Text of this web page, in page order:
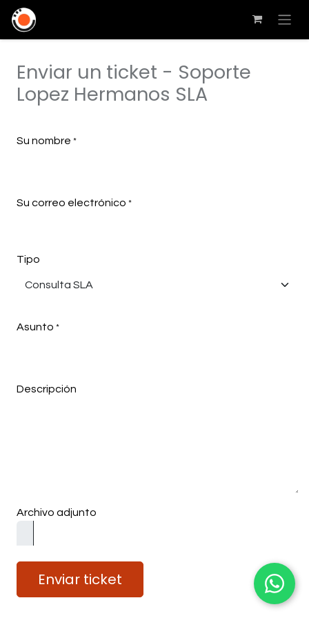
Enviar un ticket - Soporte
Lopez Hermanos SLA
Su nombre *
Su correo electrónico *
Tipo
Asunto *
Descripción
Archivo adjunto
Enviar ticket